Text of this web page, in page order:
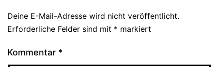
Deine E-Mail-Adresse wird nicht veröffentlicht.
Erforderliche Felder sind mit * markiert
Kommentar *